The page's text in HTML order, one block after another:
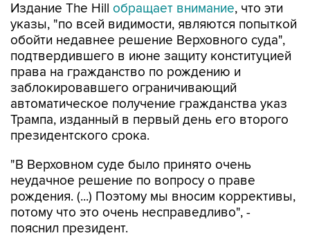
Издание The Hill обращает внимание, что эти
указы, "по всей видимости, являются попыткой
обойти недавнее решение Верховного суда",
подтвердившего в июне защиту конституцией
права на гражданство по рождению и
заблокировавшего ограничивающий
автоматическое получение гражданства указ
Трампа, изданный в первый день его второго
президентского срока.
"В Верховном суде было принято очень
неудачное решение по вопросу о праве
рождения. (...) Поэтому мы вносим коррективы,
потому что это очень несправедливо", -
пояснил президент.